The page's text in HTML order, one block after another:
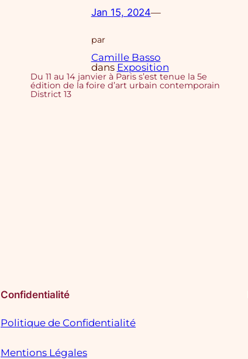
Jan 15, 2024—
par
Camille Basso
dans Exposition
Du 11 au 14 janvier à Paris s’est tenue la 5e
édition de la foire d’art urbain contemporain
District 13
Confidentialité
Politique de Confidentialité
Mentions Légales